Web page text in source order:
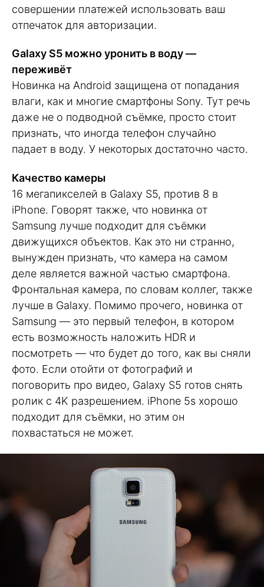
совершении платежей использовать ваш
отпечаток для авторизации.
Galaxy S5 можно уронить в воду —
переживёт
Новинка на Android защищена от попадания
влаги, как и многие смартфоны Sony. Тут речь
даже не о подводной съёмке, просто стоит
признать, что иногда телефон случайно
падает в воду. У некоторых достаточно часто.
Качество камеры
16 мегапикселей в Galaxy S5, против 8 в
iPhone. Говорят также, что новинка от
Samsung лучше подходит для съёмки
движущихся объектов. Как это ни странно,
вынужден признать, что камера на самом
деле является важной частью смартфона.
Фронтальная камера, по словам коллег, также
лучше в Galaxy. Помимо прочего, новинка от
Samsung — это первый телефон, в котором
есть возможность наложить HDR и
посмотреть — что будет до того, как вы сняли
фото. Если отойти от фотографий и
поговорить про видео, Galaxy S5 готов снять
ролик с 4K разрешением. iPhone 5s хорошо
подходит для съёмки, но этим он
похвастаться не может.